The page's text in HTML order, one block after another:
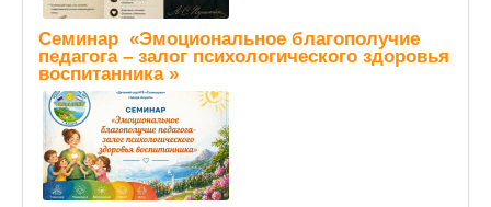
Семинар «Эмоциональное благополучие
педагога – залог психологического здоровья
воспитанника »